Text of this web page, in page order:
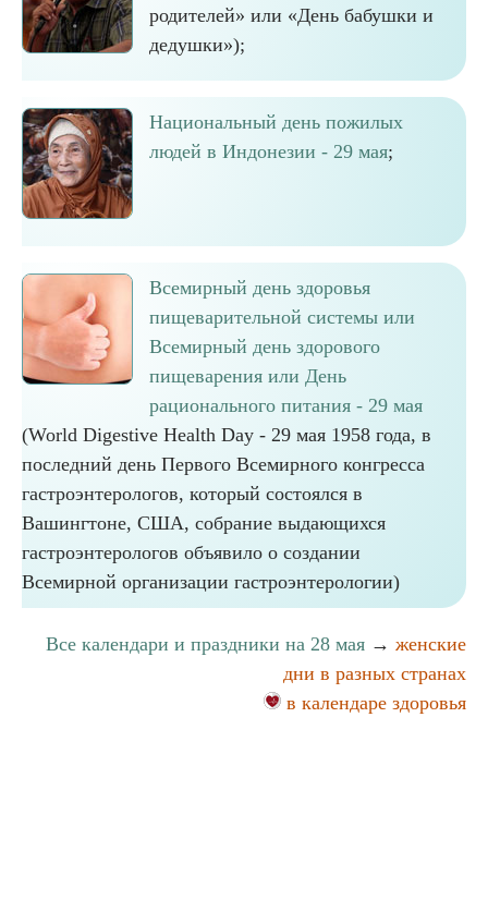
родителей» или «День бабушки и
дедушки»);
Национальный день пожилых
людей в Индонезии - 29 мая;
Всемирный день здоровья
пищеварительной системы или
Всемирный день здорового
пищеварения или День
рационального питания - 29 мая
(World Digestive Health Day - 29 мая 1958 года, в
последний день Первого Всемирного конгресса
гастроэнтерологов, который состоялся в
Вашингтоне, США, собрание выдающихся
гастроэнтерологов объявило о создании
Всемирной организации гастроэнтерологии)
Все календари и праздники на 28 мая → женские
дни в разных странах
в календаре здоровья